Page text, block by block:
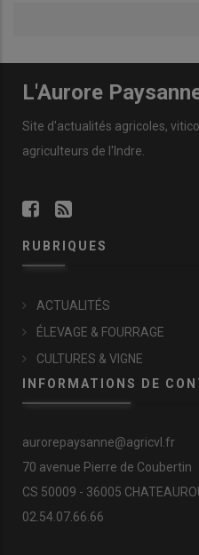
L'Aurore
Site d'actualités agricoles,
agriculteurs de l'Indre.
RUBRIQUES
ACTUALITÉS
ÉLEVAGE & FOURRAGE
CULTURES & VIGNE
INFORMATIONS DE
aurorepaysanne@agricvl.fr
70 avenue Pierre de Coubertin
CS 50009 - 36005
02.54.07.66.66